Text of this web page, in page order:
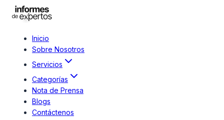
Inicio
Sobre Nosotros
Servicios
Categorías
Nota de Prensa
Blogs
Contáctenos